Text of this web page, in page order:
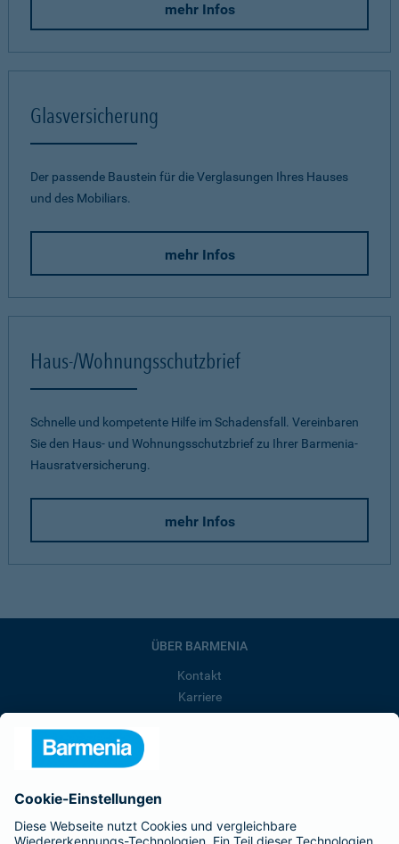
mehr Infos
Glasversicherung
Der passende Baustein für die Verglasungen Ihres Hauses
und des Mobiliars.
mehr Infos
Haus-/Wohnungsschutzbrief
Schnelle und kompetente Hilfe im Schadensfall. Vereinbaren
Sie den Haus- und Wohnungsschutzbrief zu Ihrer Barmenia-
Hausratversicherung.
mehr Infos
ÜBER BARMENIA
Kontakt
Karriere
Barmenia ist Teil der BarmeniaGothaer